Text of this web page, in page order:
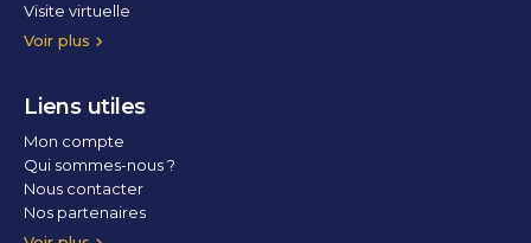
Voir plus
Visite virtuelle
Home staging
Liens utiles
Mon compte
Qui sommes-nous ?
Nous contacter
Nos partenaires
Conditions Générales d’Utilisation
Politique de confidentialité
Politique des cookies